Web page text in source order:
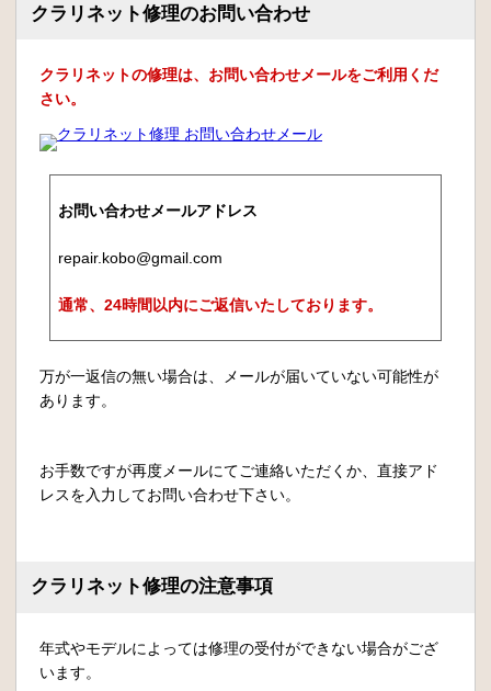
クラリネット修理のお問い合わせ
クラリネットの修理は、お問い合わせメールをご利用くだ
さい。
お問い合わせメールアドレス
repair.kobo@gmail.com
通常、24時間以内にご返信いたしております。
万が一返信の無い場合は、メールが届いていない可能性が
あります。
お手数ですが再度メールにてご連絡いただくか、直接アド
レスを入力してお問い合わせ下さい。
クラリネット修理の注意事項
年式やモデルによっては修理の受付ができない場合がござ
います。